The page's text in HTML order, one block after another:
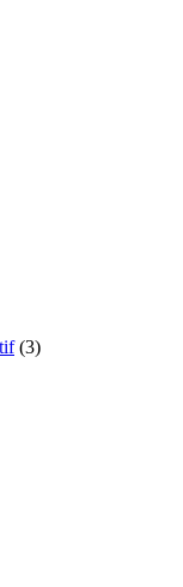
(3)